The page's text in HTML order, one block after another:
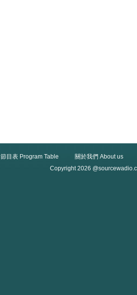
節目表 Program Table
關於我們 About us
Copyright 2026